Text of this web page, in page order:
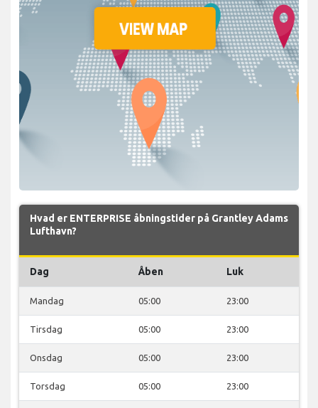
Hvad er ENTERPRISE åbningstider på Grantley Adams
Lufthavn?
Dag Åben Luk
Mandag 05:00 23:00
Tirsdag 05:00 23:00
Onsdag 05:00 23:00
Torsdag 05:00 23:00